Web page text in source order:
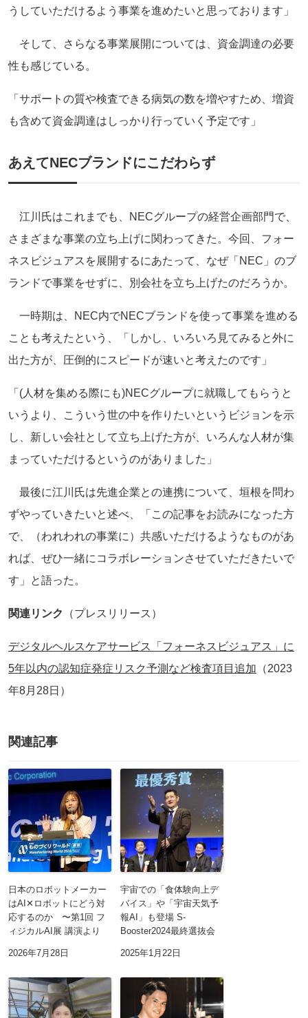
うしていただけるよう事業を進めたいと思っております」
そして、さらなる事業展開については、資金調達の必要
性も感じている。
「サポートの質や検査できる病気の数を増やすため、増資
も含めて資金調達はしっかり行っていく予定です」
あえてNECブランドにこだわらず
江川氏はこれまでも、NECグループの経営企画部門で、
さまざまな事業の立ち上げに関わってきた。今回、フォー
ネスビジュアスを展開するにあたって、なぜ「NEC」のブ
ランドで事業をせずに、別会社を立ち上げたのだろうか。
一時期は、NEC内でNECブランドを使って事業を進める
ことも考えたという、「しかし、いろいろ見てみると外に
出た方が、圧倒的にスピードが速いと考えたのです」
「(人材を集める際にも)NECグループに就職してもらうと
いうより、こういう世の中を作りたいというビジョンを示
し、新しい会社として立ち上げた方が、いろんな人材が集
まっていただけるというのがありました」
最後に江川氏は先進企業との連携について、垣根を問わ
ずやっていきたいと述べ、「この記事をお読みになった方
で、（われわれの事業に）共感いただけるようなものがあ
れば、ぜひ一緒にコラボレーションさせていただきたいで
す」と語った。
関連リンク （プレスリリース）
デジタルヘルスケアサービス「フォーネスビジュアス」に
5年以内の認知症発症リスク予測など検査項目追加 （2023
年8月28日）
関連記事
日本のロボットメーカー
はAI✕ロボットにどう対
応するのか 〜第1回 フ
ィジカルAI展 講演より
2026年7月28日
宇宙での「食体験向上デ
バイス」や「宇宙天気予
報AI」も登場 S-
Booster2024最終選抜会
2025年1月22日